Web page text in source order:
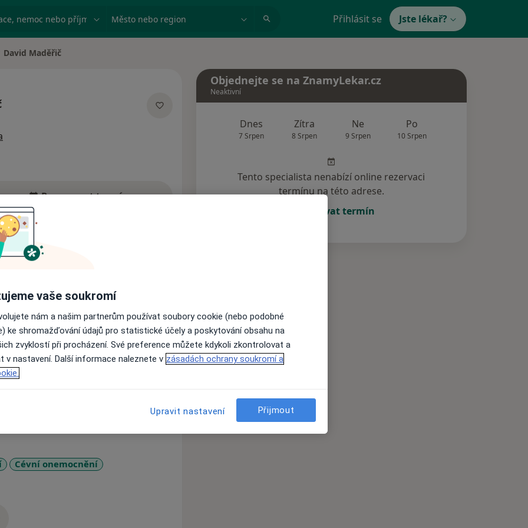
nemoc nebo příjmení Město nebo region Přihlásit se Jste lékař?
města
David Maděřič
Rezervovat termín
poliklinice Modrý pavilon provádí
cukrovka, srdeční onemocnění,
cholesterol, žilní onemocnění,
nutnosti i ten samý dne.
vyšetření, UZ břicha, TK Holter,
odběry, doppler
doppler (ultrazvuk) karotid a
DPPG – vyšetření žilní
Cévní onemocnění
Objednejte se na ZnamyLekar.cz
Neaktivní
Dnes
7 Srpen
Zítra
8 Srpen
Ne
9 Srpen
Po
10 Srpen
Tento specialista nenabízí online rezervaci
termínu na této adrese.
Rezervovat termín
vaše soukromí
nám a našim partnerům používat soubory cookie (nebo podobné
ke shromažďování údajů pro statistické účely a poskytování obsahu na
zvyklostí při procházení. Své preference můžete kdykoli zkontrolovat a
v nastavení. Další informace naleznete v zásadách ochrany soukromí a
Upravit nastavení Přijmout